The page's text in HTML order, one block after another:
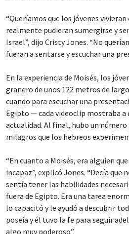
“Queríamos que los jóvenes vivieran
realmente pudieran sumergirse y
Israel”, dijo Cristy Jones. “No
fueran a sentarse y escuchar una
En la experiencia de Moisés, los
granero de unos 122 metros de
cuando para escuchar una
Egipto — cada videoclip mostraba
actualidad. Al final, hubo un
milagros que los hebreos
“En cuanto a Moisés, era alguien
incapaz”, explicó Jones. “Decía que
sentía tener las habilidades
fuera de Egipto. Era una tarea
lo capacitó y le ayudó a descubrir
poseía y él tuvo la fe para seguir
algo muy poderoso”.